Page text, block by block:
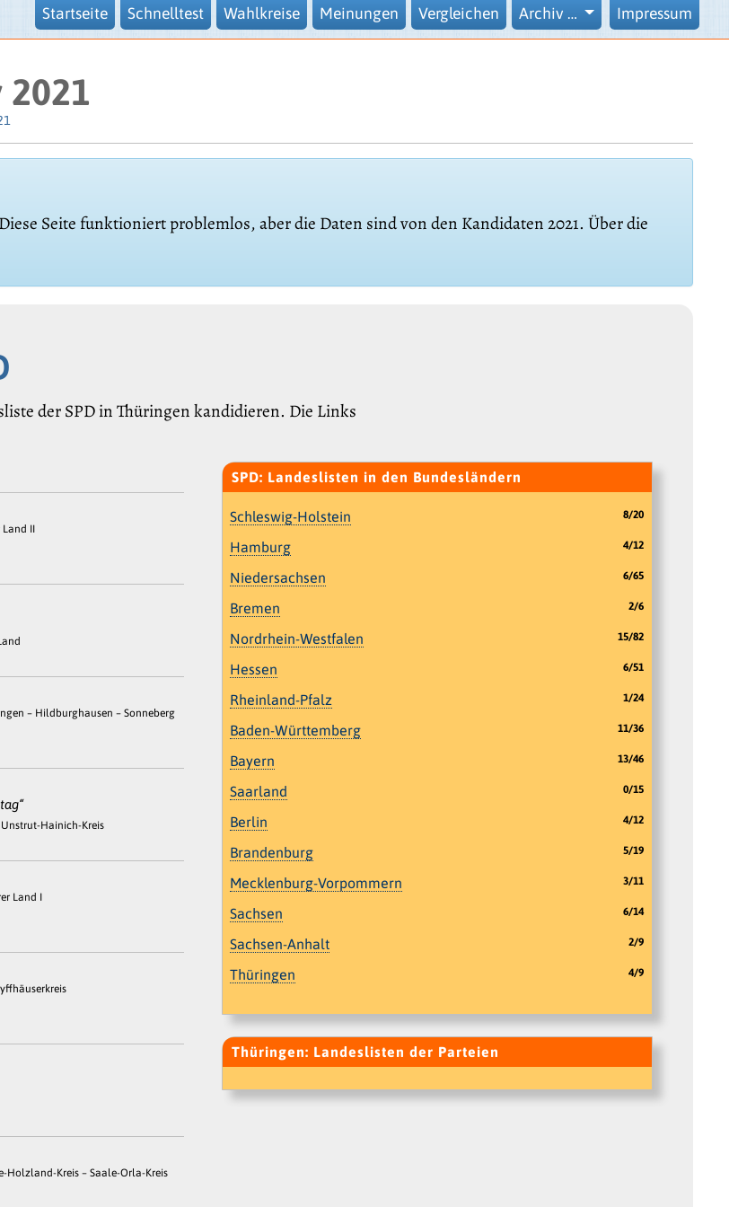
Startseite Schnelltest Wahlkreise Meinungen Vergleichen Archiv … Impressum
2021
Seite funktioniert problemlos, aber die Daten sind von den Kandidaten 2021. Über die
der SPD in Thüringen kandidieren. Die Links
Land II
– Hildburghausen – Sonneberg
Hainich-Kreis
Land I
Holzland-Kreis – Saale-Orla-Kreis
SPD: Landeslisten in den Bundesländern
Schleswig-Holstein 8/20
Hamburg 4/12
Niedersachsen 6/65
Bremen 2/6
Nordrhein-Westfalen 15/82
Hessen 6/51
Rheinland-Pfalz 1/24
Baden-Württemberg 11/36
Bayern 13/46
Saarland 0/15
Berlin 4/12
Brandenburg 5/19
Mecklenburg-Vorpommern 3/11
Sachsen 6/14
Sachsen-Anhalt 2/9
Thüringen 4/9
Thüringen: Landeslisten der Parteien